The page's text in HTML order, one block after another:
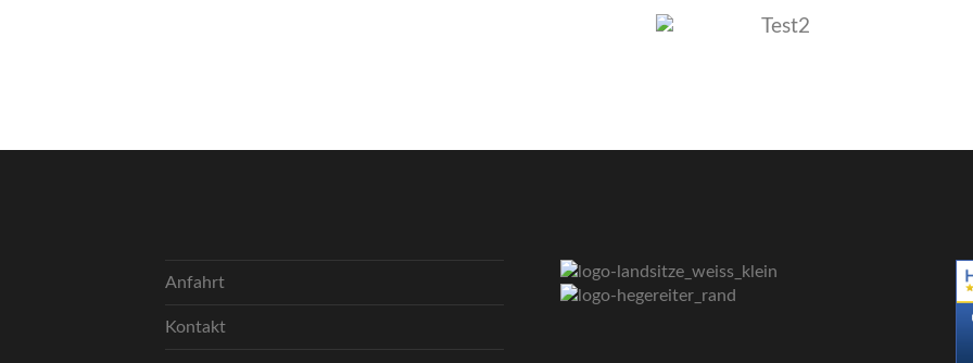
Anfahrt
Kontakt